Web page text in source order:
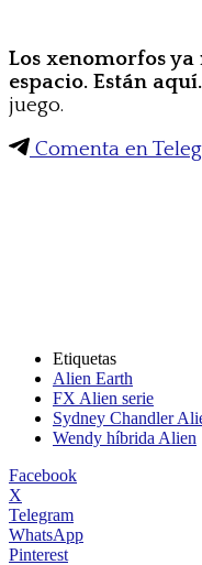
Los xenomorfos ya
espacio. Están aquí.
juego.
Comenta en
Etiquetas
Alien Earth
FX Alien serie
Sydney Chandler
Wendy híbrida Alien
Facebook
X
Telegram
WhatsApp
Pinterest